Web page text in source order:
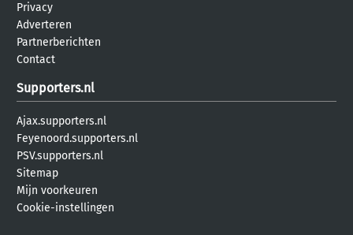
Privacy
Adverteren
Partnerberichten
Contact
Supporters.nl
Ajax.supporters.nl
Feyenoord.supporters.nl
PSV.supporters.nl
Sitemap
Mijn voorkeuren
Cookie-instellingen